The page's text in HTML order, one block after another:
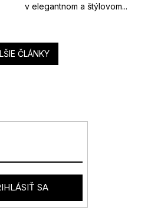
v elegantnom a štýlovom...
ČLÁNKY
SA